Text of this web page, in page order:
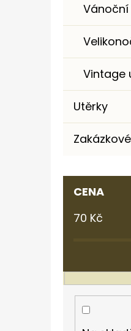
Vintage
Utěrky
CENA
70 Kč